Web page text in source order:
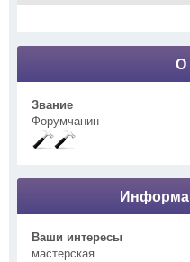
О
Звание
Форумчанин
Ваши интересы
мастерская